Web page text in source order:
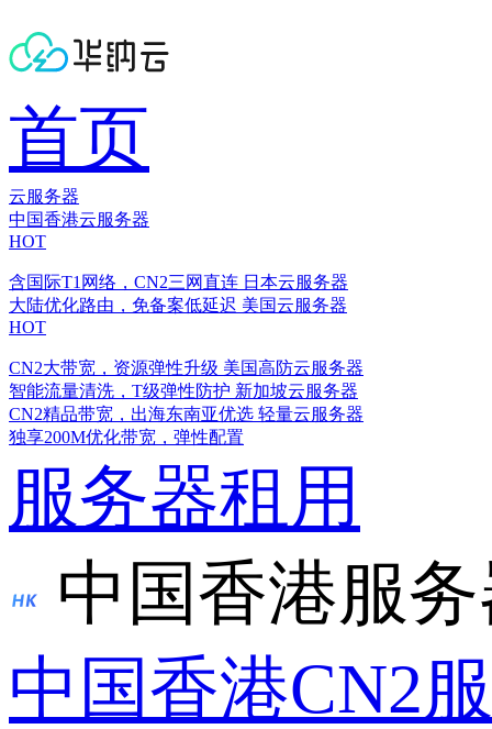
首页
云服务器
中国香港云服务器
HOT
含国际T1网络，CN2三网直连 日本云服务器
大陆优化路由，免备案低延迟 美国云服务器
HOT
CN2大带宽，资源弹性升级 美国高防云服务器
智能流量清洗，T级弹性防护 新加坡云服务器
CN2精品带宽，出海东南亚优选 轻量云服务器
独享200M优化带宽，弹性配置
服务器租用
中国香港服
中国香港CN2